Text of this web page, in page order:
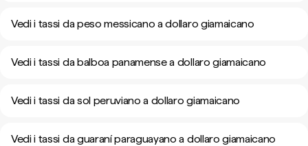
Vedi i tassi da peso messicano a dollaro giamaicano
Vedi i tassi da balboa panamense a dollaro giamaicano
Vedi i tassi da sol peruviano a dollaro giamaicano
Vedi i tassi da guaraní paraguayano a dollaro giamaicano